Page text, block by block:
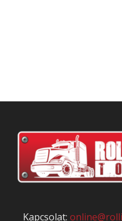
Kapcsolat: